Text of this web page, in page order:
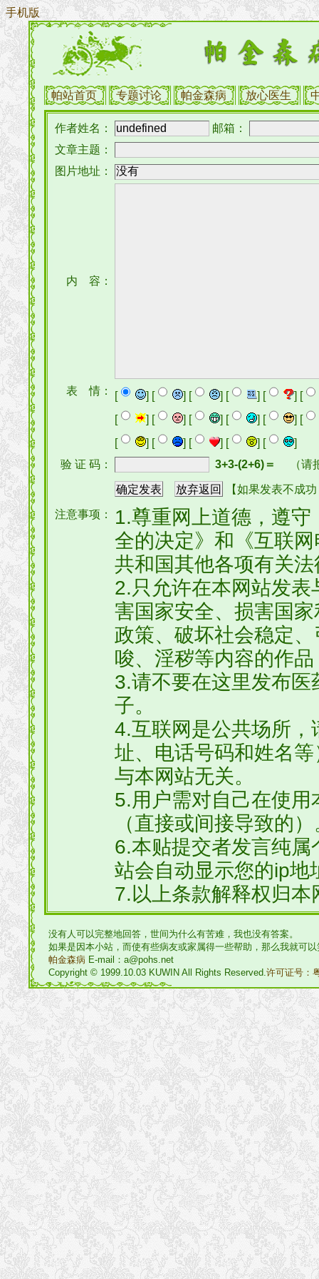
手机版
帕站首页 专题讨论 帕金森病 放心医生
作者姓名：
邮箱：
文章主题：
图片地址：
内 容：
表 情： [ ] [ ] [ ] [ ] [
] [
[
] [ ] [ ] [ ] [
] [
[
] [ ] [ ] [ ] [
]
验 证 码：
3+3-(2+6)＝ （
【如果发表不成
注意事项：
1.尊重网上道德，遵
全的决定》和《互联
共和国其他各项有关
2.只允许在本网站发
害国家安全、损害国
政策、破坏社会稳定
唆、淫秽等内容的作品
3.请不要在这里发布
子。
4.互联网是公共场所
址、电话号码和姓名
与本网站无关。
5.用户需对自己在使
（直接或间接导致的
6.本贴提交者发言纯
站会自动显示您的ip地
7.以上条款解释权归本
没有人可以完整地回答，世间为什么有苦难，我也没有答案。
如果是因本小站，而使有些病友或家属得一些帮助，那么我就可
帕金森病 E-mail：a@pohs.net
Copyright © 1999.10.03 KUWIN All Rights Reserved.许可证号：